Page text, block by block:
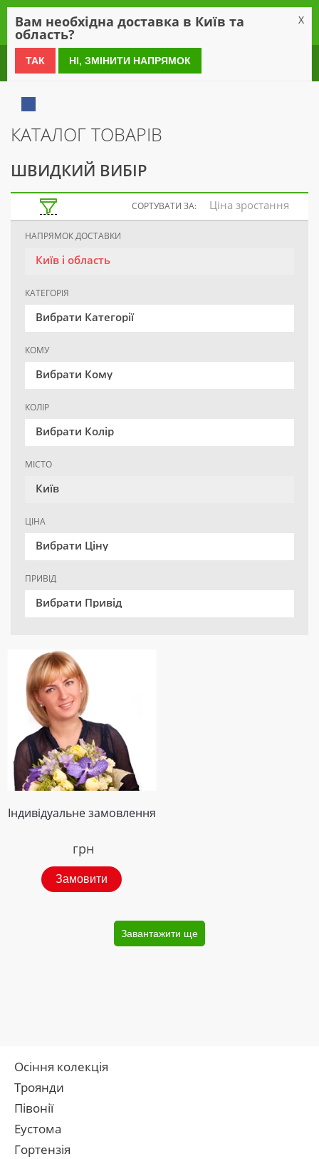
0 800 21 54 55
КАТАЛОГ ТОВАРІВ
ШВИДКИЙ ВИБІР
СОРТУВАТИ ЗА: Ціна зростання
НАПРЯМОК ДОСТАВКИ
Київ і область
КАТЕГОРІЯ
Вибрати Категорії
КОМУ
Вибрати Кому
КОЛІР
Вибрати Колір
МІСТО
Київ
ЦІНА
Вибрати Ціну
ПРИВІД
Вибрати Привід
Індивідуальне замовлення
грн
Замовити
Завантажити ще
Осіння колекція
Троянди
Півонії
Еустома
Гортензія
Вам необхідна доставка в Київ та
область?
X
ТАК НІ, ЗМІНИТИ НАПРЯМОК